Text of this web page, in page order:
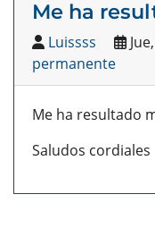
Me ha
Luissss
permanente
Me ha resultado
Saludos cordiales